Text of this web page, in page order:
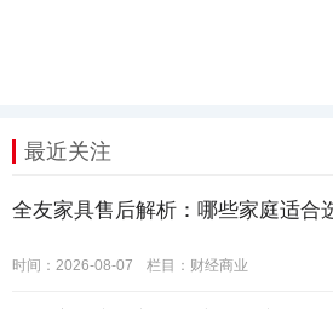
最近关注
全友家具售后解析：哪些家庭适合
时间：2026-08-07 栏目： 财经商业